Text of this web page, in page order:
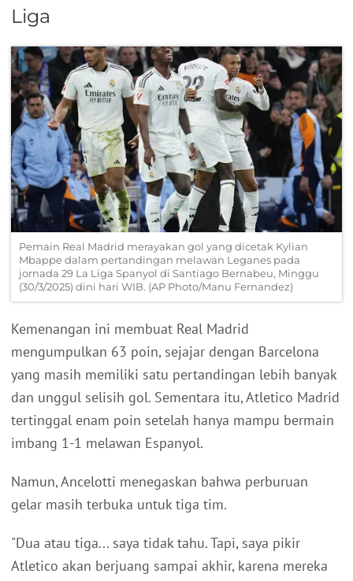
Liga
Pemain Real Madrid merayakan gol yang dicetak Kylian
Mbappe dalam pertandingan melawan Leganes pada
jornada 29 La Liga Spanyol di Santiago Bernabeu, Minggu
(30/3/2025) dini hari WIB. (AP Photo/Manu Fernandez)
Kemenangan ini membuat Real Madrid
mengumpulkan 63 poin, sejajar dengan Barcelona
yang masih memiliki satu pertandingan lebih banyak
dan unggul selisih gol. Sementara itu, Atletico Madrid
tertinggal enam poin setelah hanya mampu bermain
imbang 1-1 melawan Espanyol.
Namun, Ancelotti menegaskan bahwa perburuan
gelar masih terbuka untuk tiga tim.
"Dua atau tiga... saya tidak tahu. Tapi, saya pikir
Atletico akan berjuang sampai akhir, karena mereka